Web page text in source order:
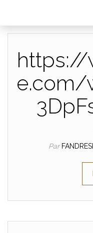
https://
e.com/
Par